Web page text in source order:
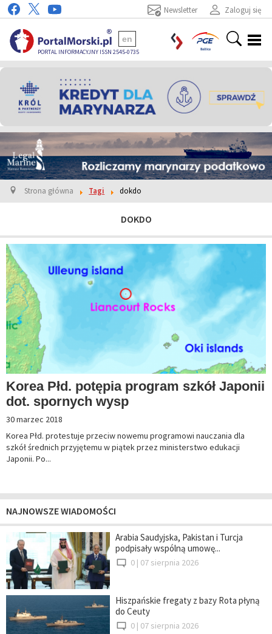
Zaloguj się
Newsletter
PORTAL INFORMACYJNY ISSN 2545-0735
en
Strona główna Tagi dokdo
DOKDO
Korea Płd. potępia program szkół Japonii
dot. spornych wysp
30 marzec 2018
Korea Płd. protestuje przeciw nowemu programowi nauczania dla
szkół średnich przyjętemu w piątek przez ministerstwo edukacji
Japonii. Po...
NAJNOWSZE WIADOMOŚCI
Arabia Saudyjska, Pakistan i Turcja
podpisały wspólną umowę...
0 | 07 sierpnia 2026
Hiszpańskie fregaty z bazy Rota płyną
do Ceuty
0 | 07 sierpnia 2026